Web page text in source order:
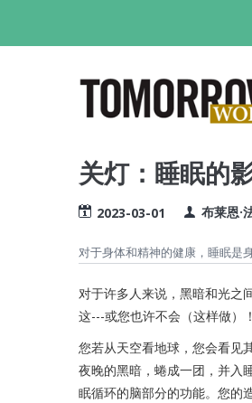
关灯：睡眠的
2023-03-01 布莱恩·
对于身体和精神的健康，睡眠是
对于许多人来说，黑暗和光之
这---或您也许不会（这样做）
您若从天空看地球，您会看见
夜晚的黑暗，蜷成一团，并入
眠循环的脑部分的功能。您的